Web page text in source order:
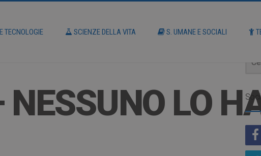
TECNOLOGIE SCIENZE DELLA VITA S. UMANE E SOCIALI
LO